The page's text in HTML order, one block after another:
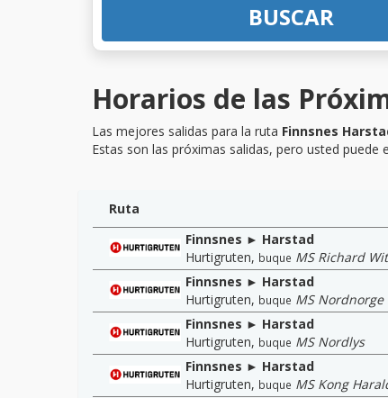
BUSCAR
Horarios de las
Las mejores salidas para la ruta Finnsnes
Estas son las próximas salidas, pero usted puede
Ruta
Finnsnes ► Harstad
Hurtigruten, buque MS Richard
Finnsnes ► Harstad
Hurtigruten, buque MS Nordnorge
Finnsnes ► Harstad
Hurtigruten, buque MS Nordlys
Finnsnes ► Harstad
Hurtigruten, buque MS Kong